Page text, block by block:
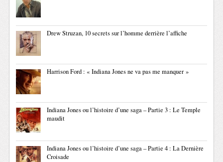
Drew Struzan, 10 secrets sur l’homme derrière l’affiche
Harrison Ford : « Indiana Jones ne va pas me manquer »
Indiana Jones ou l’histoire d’une saga – Partie 3 : Le Temple
maudit
Indiana Jones ou l’histoire d’une saga – Partie 4 : La Dernière
Croisade